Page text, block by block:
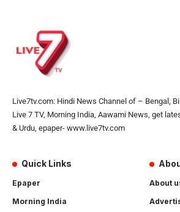
Live7tv.com: Hindi News Channel of – Bengal,
Live 7 TV, Morning India, Aawami News, get
& Urdu, epaper- www.live7tv.com
Quick Links
Epaper
Morning India
About